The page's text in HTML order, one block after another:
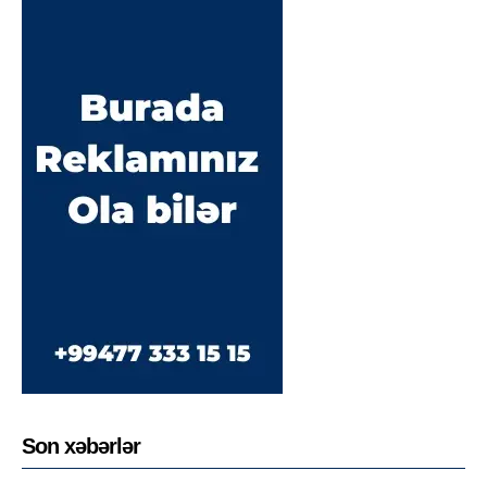
Son xəbərlər